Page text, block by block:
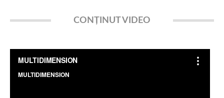
CONȚINUT VIDEO